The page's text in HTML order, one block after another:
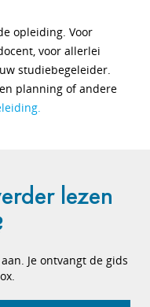
opleiding. Voor
voor allerlei
studiebegeleider.
planning of andere
lezen
Je ontvangt de gids